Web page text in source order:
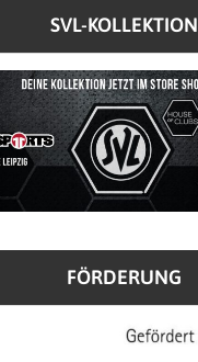
SVL-KOLLEKTION
FÖRDERUNG